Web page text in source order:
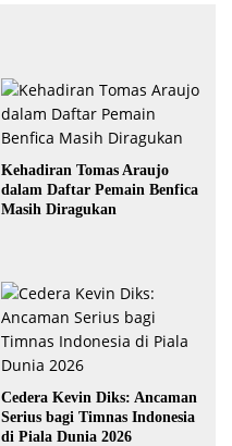
Kehadiran Tomas Araujo
dalam Daftar Pemain Benfica
Masih Diragukan
Cedera Kevin Diks: Ancaman
Serius bagi Timnas Indonesia
di Piala Dunia 2026